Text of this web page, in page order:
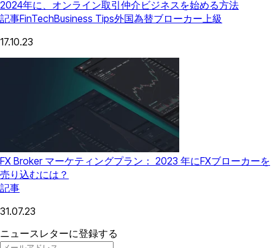
2024年に、オンライン取引仲介ビジネスを始める方法
記事FinTechBusiness Tips外国為替ブローカー 上級
17.10.23
FX Broker マーケティングプラン： 2023 年にFXブローカーを
売り込むには？
記事
31.07.23
ニュースレターに登録する